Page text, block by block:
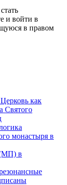
и войти в
в правом
как
Святого
монастыря в
(МП) в